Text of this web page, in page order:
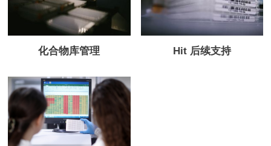
化合物库管理 Hit 后续支持